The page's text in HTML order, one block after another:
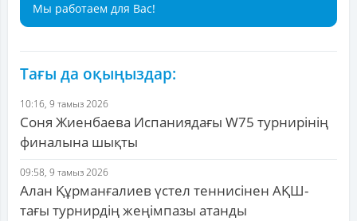
Мы работаем для Вас!
Тағы да оқыңыздар:
10:16, 9 тамыз 2026
Соня Жиенбаева Испаниядағы W75 турнирінің
финалына шықты
09:58, 9 тамыз 2026
Алан Құрманғалиев үстел теннисінен АҚШ-
тағы турнирдің жеңімпазы атанды